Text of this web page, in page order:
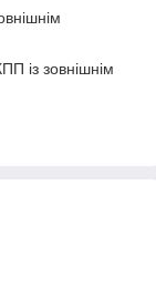
із зовнішнім